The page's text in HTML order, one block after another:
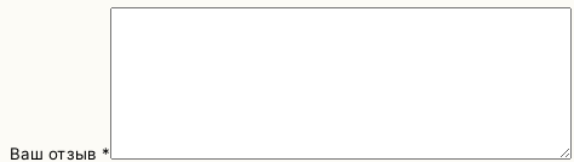
Ваш отзыв *